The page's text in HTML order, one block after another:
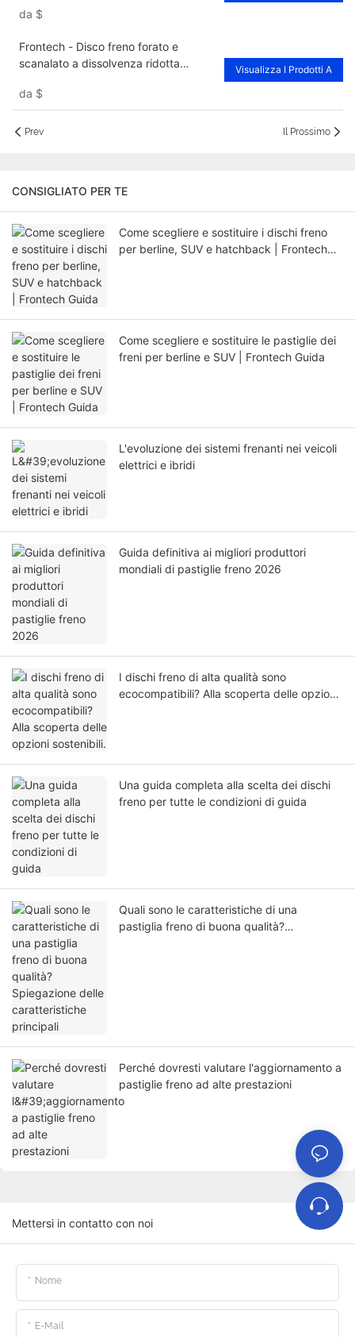
da $
Frontech - Disco freno forato e
scanalato a dissolvenza ridotta
da $
Visualizza I Prodotti A
Prev Il Prossimo
CONSIGLIATO PER TE
Come scegliere e sostituire i dischi freno
per berline, SUV e hatchback | Frontech
Come scegliere e sostituire le pastiglie dei
freni per berline e SUV | Frontech Guida
L'evoluzione dei sistemi frenanti nei veicoli
elettrici e ibridi
Guida definitiva ai migliori produttori
mondiali di pastiglie freno 2026
I dischi freno di alta qualità sono
ecocompatibili? Alla scoperta delle opzioni
Una guida completa alla scelta dei dischi
freno per tutte le condizioni di guida
Quali sono le caratteristiche di una
pastiglia freno di buona qualità?
Perché dovresti valutare l'aggiornamento a
pastiglie freno ad alte prestazioni
Mettersi in contatto con noi
Nome
E-Mail